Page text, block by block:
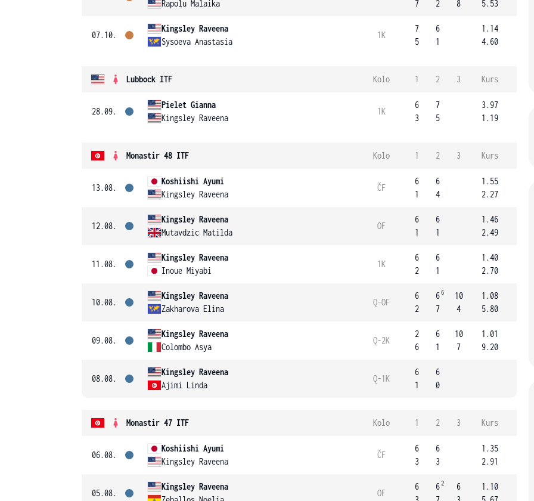
Rapolu Malaika
7
2
8
5.53
07.10.
Kingsley Raveena
Sysoeva Anastasia
1K
7
5
6
1
1.14
4.60
Lubbock ITF Kolo 1 2 3 Kurs
28.09.
Pielet Gianna
Kingsley Raveena
1K
6
3
7
5
3.97
1.19
Monastir 48 ITF Kolo 1 2 3 Kurs
13.08.
Koshiishi Ayumi
Kingsley Raveena
ČF
6
1
6
4
1.55
2.27
12.08.
Kingsley Raveena
Mutavdzic Matilda
OF
6
1
6
1
1.46
2.49
11.08.
Kingsley Raveena
Inoue Miyabi
1K
6
2
6
1
1.40
2.70
10.08.
Kingsley Raveena
Zakharova Elina
Q-OF
6
2
66
7
10
4
1.08
5.80
09.08.
Kingsley Raveena
Colombo Asya
Q-2K
2
6
6
1
10
7
1.01
9.20
08.08.
Kingsley Raveena
Ajimi Linda
Q-1K
6
1
6
0
Monastir 47 ITF Kolo 1 2 3 Kurs
06.08.
Koshiishi Ayumi
Kingsley Raveena
ČF
6
3
6
3
1.35
2.91
05.08.
Kingsley Raveena
OF
6
62
6
1.10